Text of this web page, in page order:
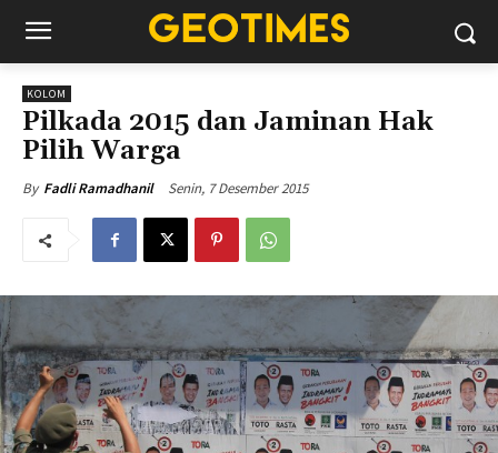
KOLOM
Pilkada 2015 dan Jaminan Hak
Pilih Warga
By Fadli Ramadhanil Senin, 7 Desember 2015